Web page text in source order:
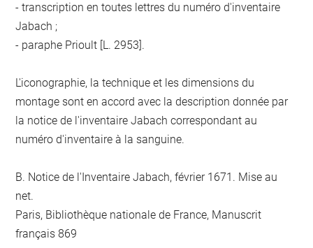
- transcription en toutes lettres du numéro d'inventaire
Jabach ;
- paraphe Prioult [L. 2953].
L'iconographie, la technique et les dimensions du
montage sont en accord avec la description donnée par
la notice de l'inventaire Jabach correspondant au
numéro d'inventaire à la sanguine.
B. Notice de l'Inventaire Jabach, février 1671. Mise au
net.
Paris, Bibliothèque nationale de France, Manuscrit
français 869